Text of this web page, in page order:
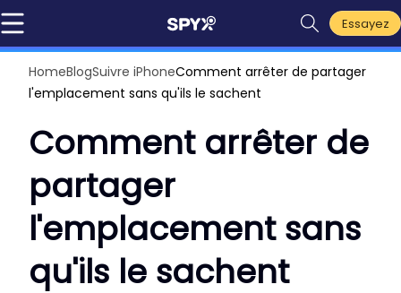
Essayez
HomeBlogSuivre iPhoneComment arrêter de partager
l'emplacement sans qu'ils le sachent
Comment arrêter de
partager
l'emplacement sans
qu'ils le sachent